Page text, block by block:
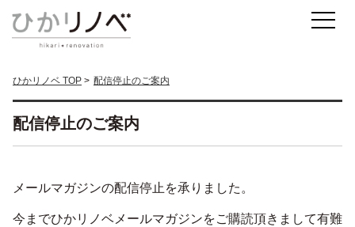
ひかリノベ TOP 配信停止のご案内
配信停止のご案内
メールマガジンの配信停止を承りました。
今までひかリノベメールマガジンをご購読頂きまして有難